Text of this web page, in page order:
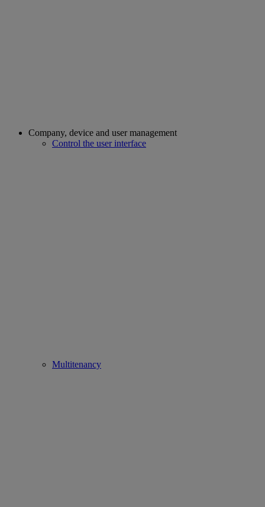
Company, device and user management
Control the user interface
Multitenancy